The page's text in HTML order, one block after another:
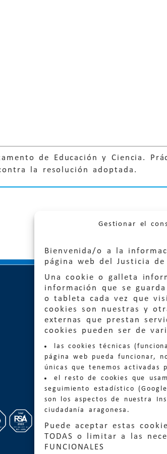
Gestionar el
Bienvenida/o a la
página web del Justicia de
Una cookie o galleta
información que se
o tableta cada vez que
cookies son nuestras y
externas que prestan
cookies pueden ser de
las cookies técnicas
página web pueda funcionar,
únicas que tenemos activadas
el resto de cookies que
seguimiento estadístico
son los aspectos de nuestra
ciudadanía aragonesa.
Puede aceptar estas
TODAS o limitar a las
FUNCIONALES
de Educación y Ciencia.
la resolución adoptada.
Quejas:
Información
Teléfonos: 900